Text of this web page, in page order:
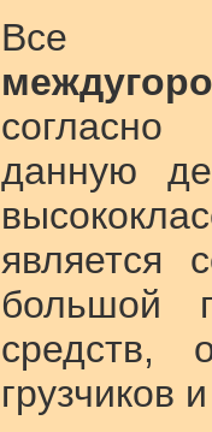
Все
согласно
данную
является
большой
средств,
грузчиков